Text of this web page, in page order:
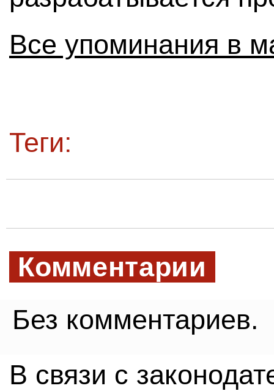
Все упоминания в
Теги:
Комментарии
Без комментариев.
В связи с